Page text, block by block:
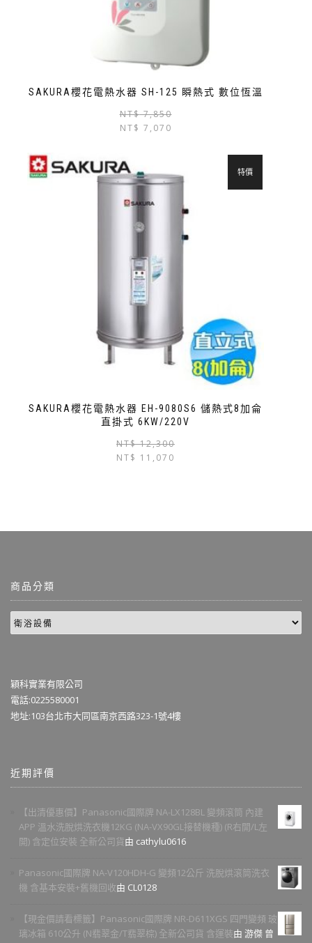
SAKURA櫻花電熱水器 SH-125 瞬熱式 數位恆溫
NT$7,850
NT$ 7,070
SAKURA櫻花電熱水器 EH-9080S6 儲熱式8加侖
直掛式 6KW/220V
特價
NT$12,300
NT$ 11,070
商品分類
穎科實業有限公司
電話:0225580001
地址:103台北市大同區南京西路323-1號4樓
近期評價
【出清優惠價】Panasonic國際牌 NA-LX128BL 變頻滾筒 內建
APP 溫水洗脫烘洗衣機12KG (NA-VX90GL接替機種) (R右開/L左
開) 含定位安裝 全新公司貨由 cathylu0616
Panasonic國際牌 NA-V120HDH-G 變頻12公斤 洗脫烘滾筒洗衣
機 含基本安裝+舊機回收由 CL0128
【現金價請看標籤】Panasonic國際牌 NR-D611XGS 四門變頻 玻
璃冰箱 610公升 (N翡翠金/T翡翠棕) 全新公司貨 含運裝由 游傑 曾